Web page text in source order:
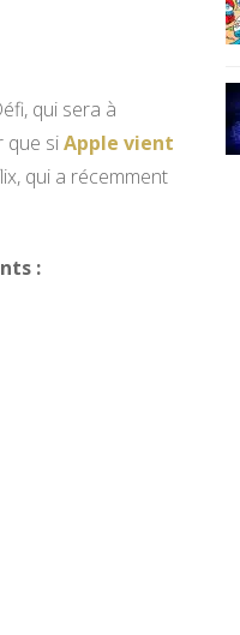
qui sera à
que siApple vient
qui a récemment
: